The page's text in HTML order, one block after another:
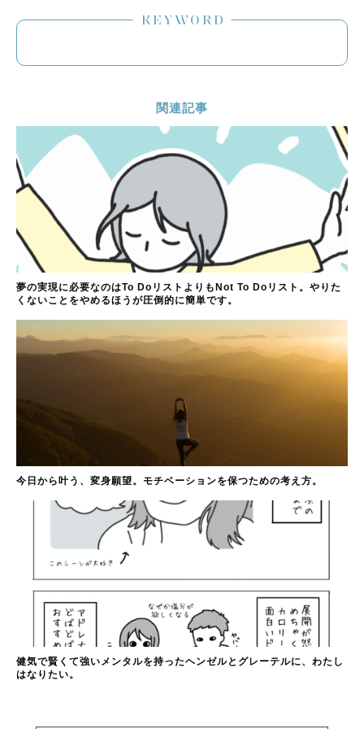
KEYWORD
関連記事
夢の実現に必要なのはTo DoリストよりもNot To Doリスト。やりた
くないことをやめるほうが圧倒的に簡単です。
今日から叶う、変身願望。モチベーションを保つための考え方。
健気で賢くて強いメンタルを持ったヘンゼルとグレーテルに、わたし
はなりたい。